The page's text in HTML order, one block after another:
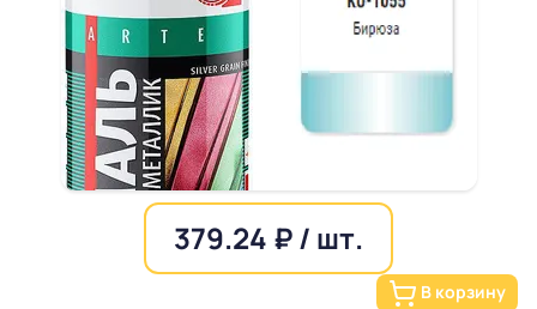
379.24 ₽ / шт.
В корзину